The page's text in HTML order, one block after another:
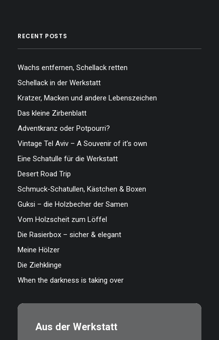
RECENT POSTS
Wachs entfernen, Schellack retten
Schellack in der Werkstatt
Kratzer, Macken und andere Lebenszeichen
Das kleine Zirbenblatt
Adventkranz oder Potpourri?
Vintage Tel Aviv – A Souvenir of it’s own
Eine Schatulle für die Werkstatt
Desert Road Trip
Schmuck-Schatullen, Kästchen & Boxen
Guksi – die Holzbecher der Samen
Vom Holzscheit zum Löffel
Die Rasierbox – sicher & elegant
Meine Hölzer
Die Ziehklinge
When the darkness is taking over
Aus der Werkstatt